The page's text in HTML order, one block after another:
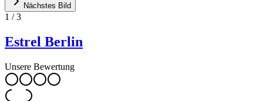
Nächstes Bild
1 /3
Estrel Berlin
Unsere Bewertung